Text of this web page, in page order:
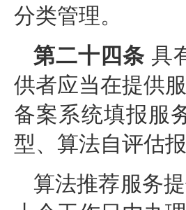
分类管理。
第二十四条 具
供者应当在提供
备案系统填报服
型、算法自评估
算法推荐服务